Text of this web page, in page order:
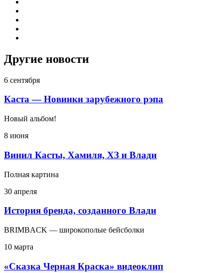
Другие новости
6 сентября
Каста — Новинки зарубежного рэпа
Новый альбом!
8 июня
Винил Касты, Хамиля, ХЗ и Влади
Полная картина
30 апреля
История бренда, созданного Влади
BRIMBACK — широкополые бейсболки
10 марта
«Сказка Черная Краска» видеоклип